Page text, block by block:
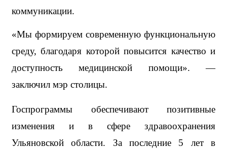
коммуникации.
«Мы формируем современную функциональную
среду, благодаря которой повысится качество и
доступность медицинской помощи». —
заключил мэр столицы.
Госпрограммы обеспечивают позитивные
изменения и в сфере здравоохранения
Ульяновской области. За последние 5 лет в